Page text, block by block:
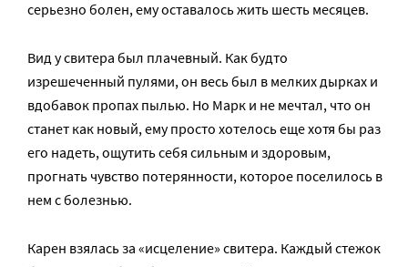
серьезно болен, ему оставалось жить шесть месяцев.
Вид у свитера был плачевный. Как будто
изрешеченный пулями, он весь был в мелких дырках и
вдобавок пропах пылью. Но Марк и не мечтал, что он
станет как новый, ему просто хотелось еще хотя бы раз
его надеть, ощутить себя сильным и здоровым,
прогнать чувство потерянности, которое поселилось в
нем с болезнью.
Карен взялась за «исцеление» свитера. Каждый стежок